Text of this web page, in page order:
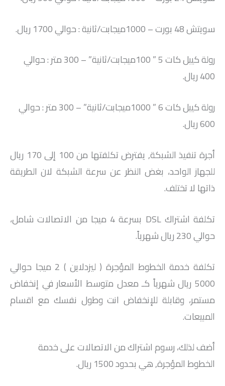
سويتش 48 بورت – 1000ميجابت/ثانية : حوالي 1700 ريال.
رولة كيبل كات 5 ” 100ميجابت/ثانية” – 300 متر : حوالي
400 ريال.
رولة كيبل كات 6 ” 1000ميجابت/ثانية” – 300 متر : حوالي
600 ريال.
أجرة تنفيذ الشبكة, يفترض تكلفتها من 100 إلى 170 ريال
للجهاز الواحد، بغض النظر عن سرعة الشبكة لان الطريقة
ذاتها لا تختلف.
تكلفة اشتراك DSL بسرعة 4 ميجا من الاتصالات شامل،
حوالي 230 ريال شهرياً.
تكلفة خدمة الخطوط المؤجرة ( ليزدلاين ) 2 ميجا حوالي
5000 ريال شهرياً كـ معدل متوسط الأسعار في إنخفاض
مستمر، وقابلة للإنخفاض انت وطول نفسك مع اقسام
المبيعات.
أضف لذلك، رسوم اشتراك من الاتصالات على خدمة
الخطوط المؤجرة, هي بحدود 1500 ريال.